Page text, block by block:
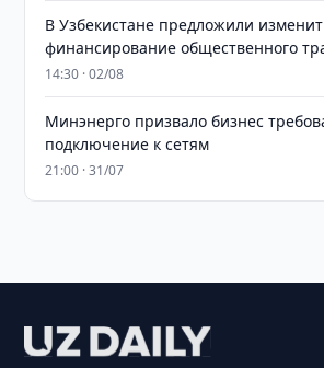
В Узбекистане предложили
финансирование общественного
14:30 · 02/08
Минэнерго призвало бизнес
подключение к сетям
21:00 · 31/07